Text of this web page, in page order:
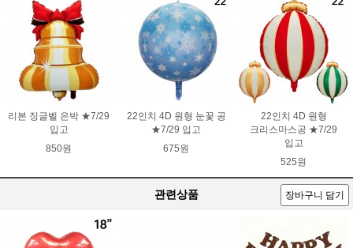
리본 징글벨 은박 ★7/29
입고
850원
22인치 4D 원형 눈꽃 공
★7/29 입고
675원
22인치 4D 원형
크리스마스공 ★7/29
입고
525원
관련상품 장바구니 담기